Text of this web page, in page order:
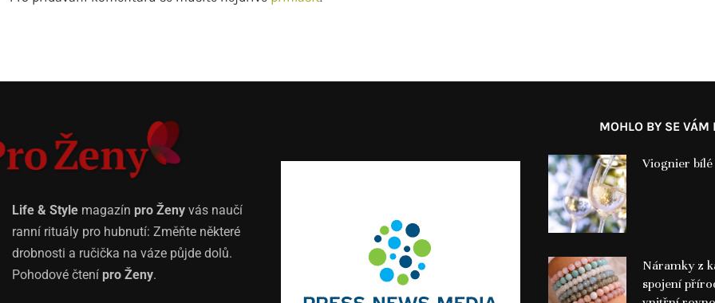
Life & Style magazín pro Ženy vás naučí
ranní rituály pro hubnutí: Změňte některé
drobnosti a ručička na váze půjde dolů.
Pohodové čtení pro Ženy.
MOHLO BY SE VÁM
Viognier
Náramky z
spojení